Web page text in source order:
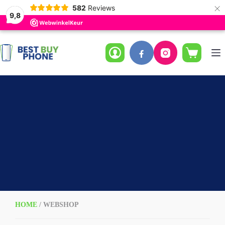
9,8
582 Reviews ×
Ga
naar
de
inhoud
HOME / WEBSHOP